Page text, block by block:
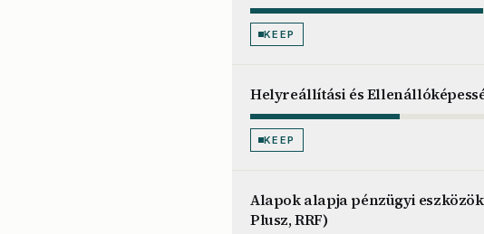
KEEP
Helyreállítási és
KEEP
Alapok alapja pénzügyi eszközök
Plusz, RRF)